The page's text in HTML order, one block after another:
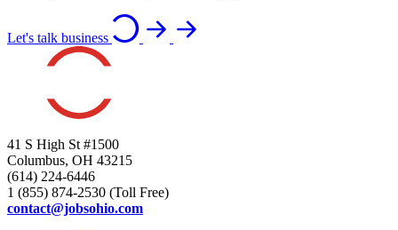
Let's talk business
41 S High St #1500
Columbus, OH 43215
(614) 224-6446
1 (855) 874-2530 (Toll Free)
contact@jobsohio.com